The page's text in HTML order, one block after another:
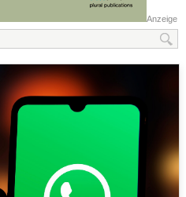
Anzeige